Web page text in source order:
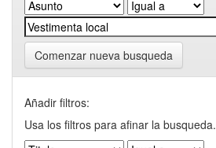
Comenzar nueva busqueda
Añadir filtros:
Usa los filtros para afinar la busqueda.